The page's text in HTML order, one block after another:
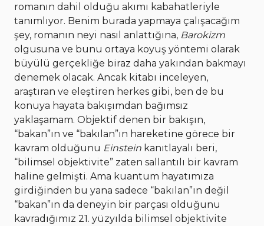
romanın dahil olduğu akımı kabahatleriyle
tanımlıyor. Benim burada yapmaya çalışacağım
şey, romanın neyi nasıl anlattığına, Barokizm
olgusuna ve bunu ortaya koyuş yöntemi olarak
büyülü gerçekliğe biraz daha yakından bakmayı
denemek olacak. Ancak kitabı inceleyen,
araştıran ve eleştiren herkes gibi, ben de bu
konuya hayata bakışımdan bağımsız
yaklaşamam. Objektif denen bir bakışın,
“bakan”ın ve “bakılan”ın hareketine görece bir
kavram olduğunu Einstein kanıtlayalı beri,
“bilimsel objektivite” zaten sallantılı bir kavram
haline gelmişti. Ama kuantum hayatımıza
girdiğinden bu yana sadece “bakılan”ın değil
“bakan”ın da deneyin bir parçası olduğunu
kavradığımız 21. yüzyılda bilimsel objektivite